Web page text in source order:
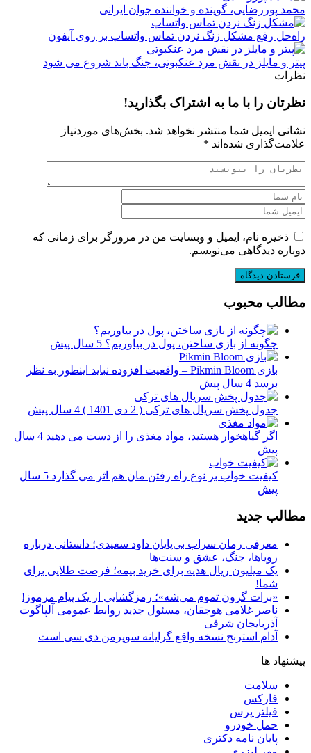
محمد پوررضایی، گوینده و خواننده جوان ایرانی
راه‌حل رفع مشکل زنگ نزدن تماس واتساپ بر روی آیفون
پیتر و مایلز در نقش مرد عنکبوتی، جنگ باند شروع می شود
نظرات
نظرتان را با ما به اشتراک بگذارید!
نشانی ایمیل شما منتشر نخواهد شد. بخش‌های موردنیاز
علامت‌گذاری شده‌اند *
ذخیره نام، ایمیل و وبسایت من در مرورگر برای زمانی که
دوباره دیدگاهی می‌نویسم.
مطالب محبوب
چگونه از بازی ساختن، پول در بیاوریم؟ 5 سال پیش
بازی Pikmin Bloom – واقعیت افزوده نباید اینطور به نظر
برسد 4 سال پیش
جدول پخش سریال های ترکی ( 2 دی 1401 ) 4 سال پیش
اگر گیاهخوار هستید، مواد مغذی را از دست می دهید
4 سال
پیش
کیفیت خواب بر نوع راه رفتن مان هم اثر می گذارد
5 سال
پیش
مطالب جدید
معرفی رمان سراب بی‌پایان داود سعیدی؛ داستانی درباره
رویاها، جنگ، عشق و سنت‌ها
یک میلیون ریال هدیه برای خرید بیمه؛ فرصت طلایی برای
شما!
«برات گرون تموم می‌شه»؛ رمزگشایی از یک پیام مرموز!
ناصر غلامی هوجقان، مسئول جدید روابط عمومی آلپاگوت
آذربایجان شرقی
آدام استرنج نسخه واقع گرایانه سوپرمن دی سی است
پیشنهاد ها
سلامت
فارکس
فیلتر پرس
حمل خودرو
پایان نامه دکتری